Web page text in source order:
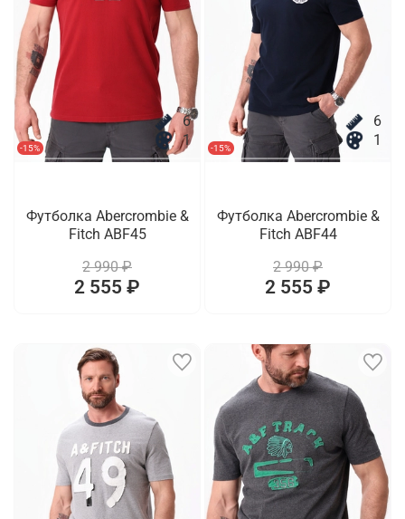
-15%
6
1
Футболка Abercrombie &
Fitch ABF45
2 990 ₽
2 555 ₽
-15%
6
1
Футболка Abercrombie &
Fitch ABF44
2 990 ₽
2 555 ₽